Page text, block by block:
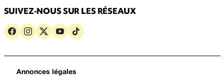
SUIVEZ-NOUS SUR LES RÉSEAUX
Annonces légales